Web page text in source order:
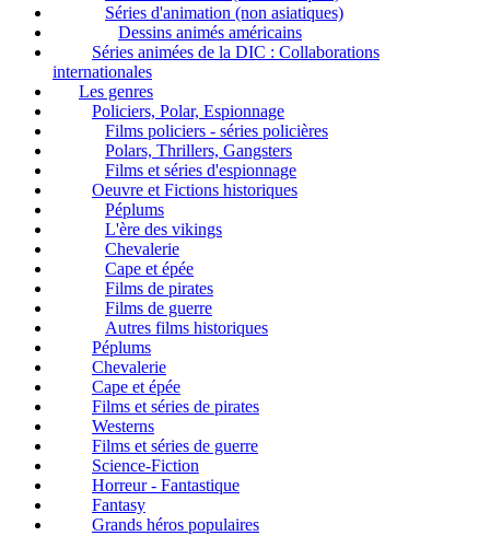
Séries d'animation (non asiatiques)
Dessins animés américains
Séries animées de la DIC : Collaborations
internationales
Les genres
Policiers, Polar, Espionnage
Films policiers - séries policières
Polars, Thrillers, Gangsters
Films et séries d'espionnage
Oeuvre et Fictions historiques
Péplums
L'ère des vikings
Chevalerie
Cape et épée
Films de pirates
Films de guerre
Autres films historiques
Péplums
Chevalerie
Cape et épée
Films et séries de pirates
Westerns
Films et séries de guerre
Science-Fiction
Horreur - Fantastique
Fantasy
Grands héros populaires